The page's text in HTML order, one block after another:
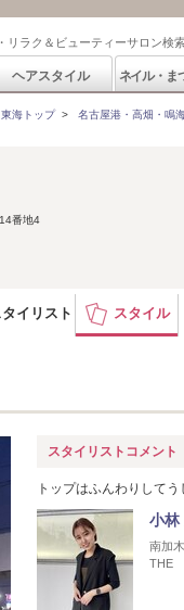
リラク＆ビューティーサロン検
ヘアスタイル ネイル・ま
東海トップ> 名古屋港・高畑・鳴
番地4
タイリスト スタイル
スタイリストコメント
トップはふんわりして
小林
南加
THE